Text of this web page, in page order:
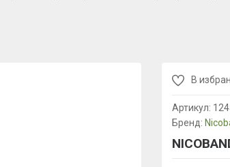
В
Артикул:
Бренд: